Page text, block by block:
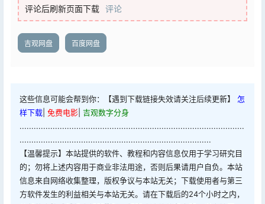
评论后刷新页面下载 评论
吉观网盘 百度网盘
这些信息可能会帮到你：【遇到下载链接失效请关注后续更新】 怎
样下载 免费电影 吉观数字分身
...............................................................................................
.................................................................................
【温馨提示】本站提供的软件、教程和内容信息仅用于学习研究目
的；勿将上述内容用于商业非法用途，否则后果请用户自负。本站
信息来自网络收集整理，版权争议与本站无关；下载使用者与第三
方软件发生的利益相关与本站无关。请在下载后的24个小时之内，